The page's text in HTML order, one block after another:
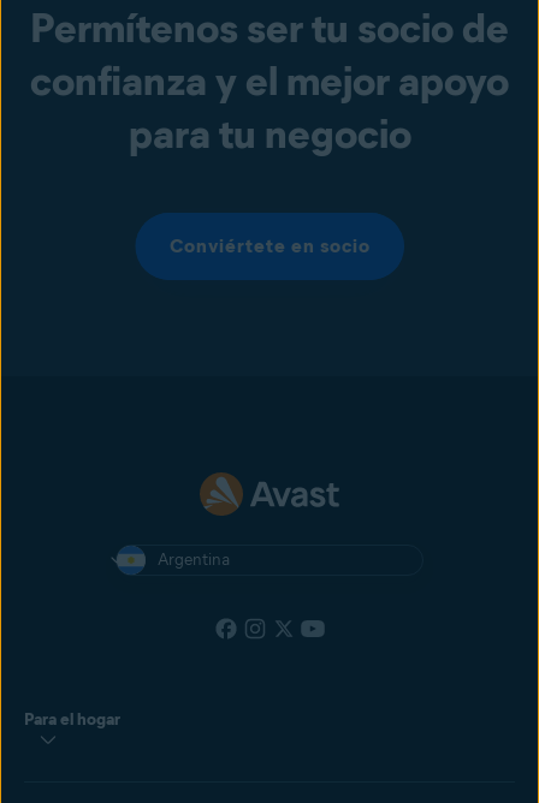
Permítenos ser tu socio de
confianza y el mejor apoyo
para tu negocio
Conviértete en socio
Argentina
Para el hogar